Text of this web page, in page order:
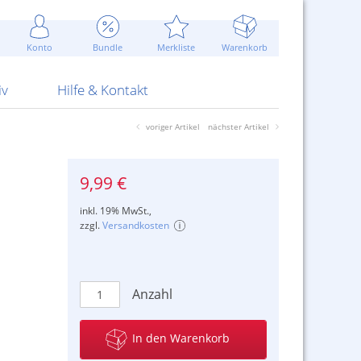
Konto Bundle Merkliste Warenkorb
Attrappen Blitzschnell...
Sommerpreise u.v.m.
ARS Pirotecnia
Hilfe & Kontakt
Kontaktformular
AGB
voriger Artikel nächster Artikel
9,99 €
inkl. 19% MwSt.,
zzgl.Versandkosten
Anzahl
In den Warenkorb